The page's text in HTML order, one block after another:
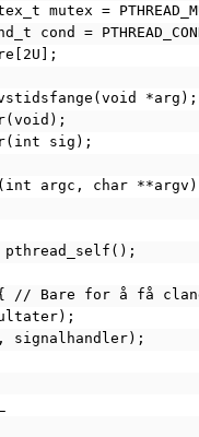
mutex =
cond =
*arg);
sig);
argc, char **argv)
pthread_self();
{ // Bare for å få
signalhandler);